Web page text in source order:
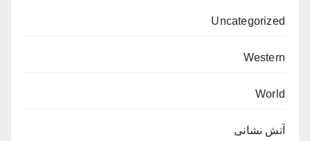
Uncategorized
Western
World
آتش نشانی